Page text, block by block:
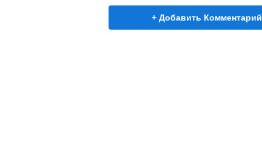
+ Добавить Комментарий